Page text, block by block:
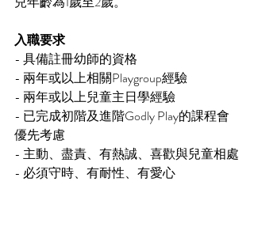
入職要求
- 具備註冊幼師的資格
- 兩年或以上相關Playgroup經驗
- 兩年或以上兒童主日學經驗
- 已完成初階及進階Godly Play的課程會
優先考慮
- 主動、盡責、有熱誠、喜歡與兒童相處
- 必須守時、有耐性、有愛心